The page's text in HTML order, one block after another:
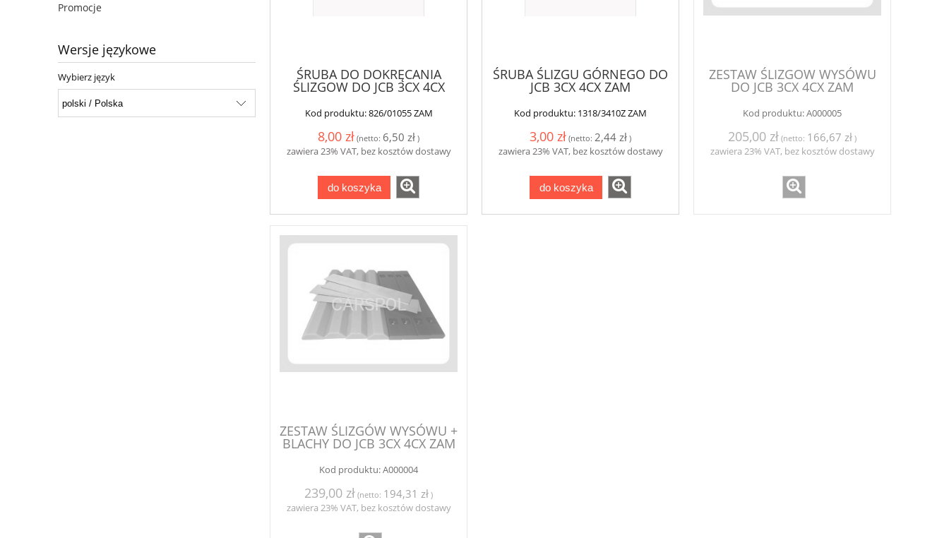
Promocje
Wersje językowe
Wybierz język ŚRUBA DO DOKRĘCANIA
ŚLIZGOW DO JCB 3CX 4CX
Kod produktu:826/01055 ZAM
8,00 zł (netto: 6,50 zł )
zawiera 23% VAT, bez kosztów dostawy
do koszyka
ŚRUBA ŚLIZGU GÓRNEGO DO
JCB 3CX 4CX ZAM
Kod produktu: 1318/3410Z ZAM
3,00 zł (netto: 2,44 zł )
zawiera 23% VAT, bez kosztów dostawy
do koszyka
ZESTAW ŚLIZGOW WYSÓWU
DO JCB 3CX 4CX ZAM
Kod produktu:A000005
205,00 zł (netto: 166,67 zł )
zawiera 23% VAT, bez kosztów dostawy
ZESTAW ŚLIZGÓW WYSÓWU +
BLACHY DO JCB 3CX 4CX ZAM
Kod produktu:A000004
239,00 zł (netto: 194,31 zł )
zawiera 23% VAT, bez kosztów dostawy